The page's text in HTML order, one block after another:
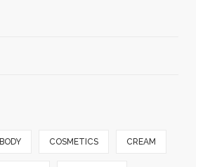
BODY COSMETICS CREAM